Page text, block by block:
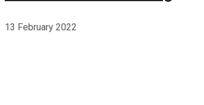
13 February 2022